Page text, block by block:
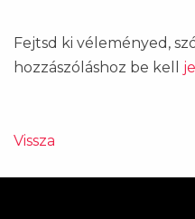
Fejtsd ki véleményed,
hozzászóláshoz be kell
Vissza